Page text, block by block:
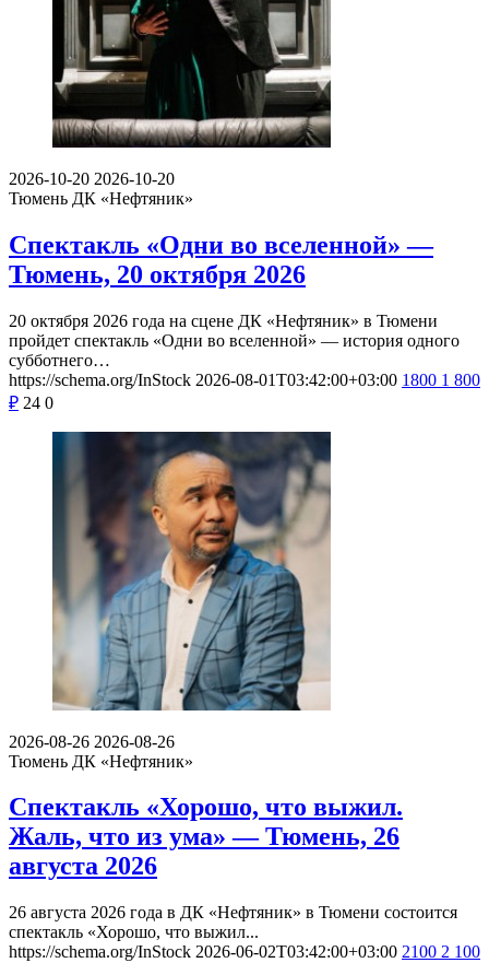
2026-10-20 2026-10-20
Тюмень ДК «Нефтяник»
Спектакль «Одни во вселенной» —
Тюмень, 20 октября 2026
20 октября 2026 года на сцене ДК «Нефтяник» в Тюмени
пройдет спектакль «Одни во вселенной» — история одного
субботнего…
https://schema.org/InStock 2026-08-01T03:42:00+03:00 1800 1 800
₽ 24 0
2026-08-26 2026-08-26
Тюмень ДК «Нефтяник»
Спектакль «Хорошо, что выжил.
Жаль, что из ума» — Тюмень, 26
августа 2026
26 августа 2026 года в ДК «Нефтяник» в Тюмени состоится
спектакль «Хорошо, что выжил...
https://schema.org/InStock 2026-06-02T03:42:00+03:00 2100 2 100